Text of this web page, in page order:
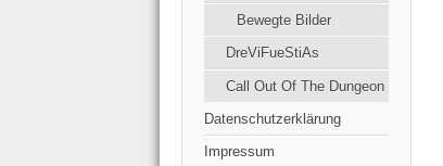
Bewegte Bilder
DreViFueStiAs
Call Out Of The Dungeon
Datenschutzerklärung
Impressum